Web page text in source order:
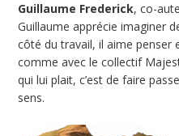
Guillaume Frederick, co-
Guillaume apprécie imaginer
côté du travail, il aime penser
comme avec le collectif
qui lui plait, c’est de faire
sens.